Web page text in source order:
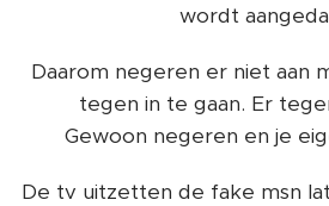
wordt
Daarom negeren er niet aan
tegen in te gaan. Er
Gewoon negeren en je
De tv uitzetten de fake msn